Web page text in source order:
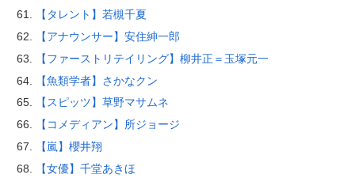
【タレント】若槻千夏
【アナウンサー】安住紳一郎
【ファーストリテイリング】柳井正＝玉塚元一
【魚類学者】さかなクン
【スピッツ】草野マサムネ
【コメディアン】所ジョージ
【嵐】櫻井翔
【女優】千堂あきほ